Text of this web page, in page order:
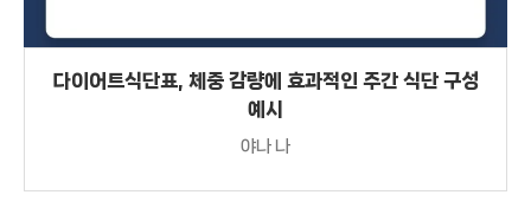
다이어트식단표, 체중 감량에 효과적인 주간 식단 구성
예시
야나 나